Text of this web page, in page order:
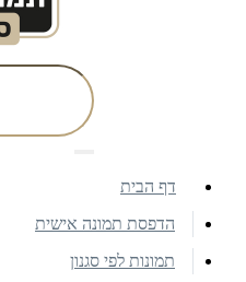
דף הבית
הדפסת תמונה אישית
תמונות לפי סגנון